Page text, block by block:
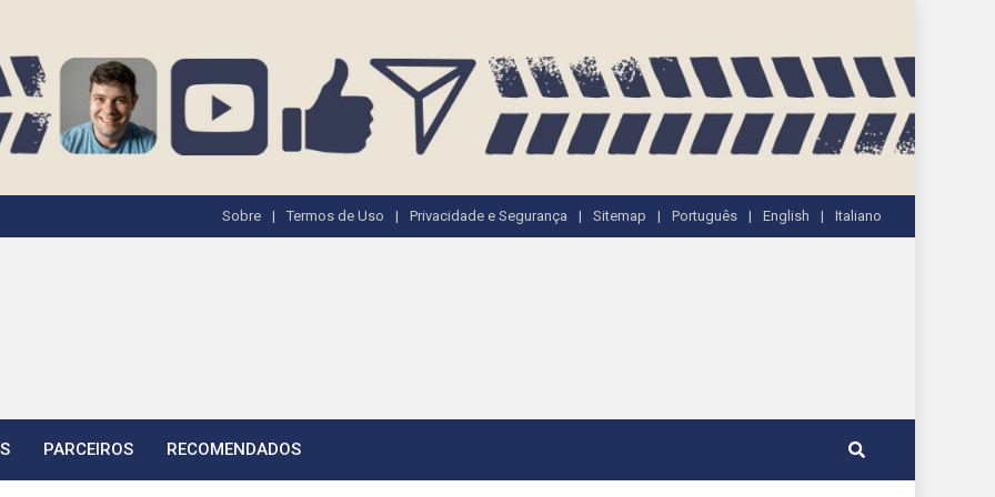
Sobre Termos de Uso Privacidade e Segurança Sitemap Português English Italiano
PARCEIROS RECOMENDADOS